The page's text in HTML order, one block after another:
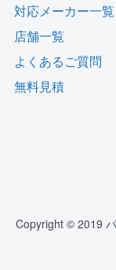
対応メーカー一覧
店舗一覧
よくあるご質問
無料見積
Copyright © 2019